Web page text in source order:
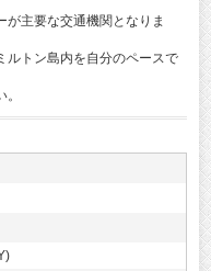
主要な交通機関となりま
ルトン島内を自分のペースで